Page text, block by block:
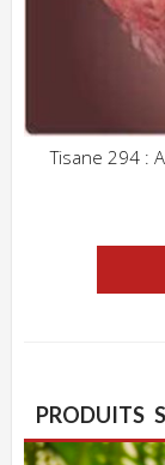
Tisane 294 :
PRODUITS